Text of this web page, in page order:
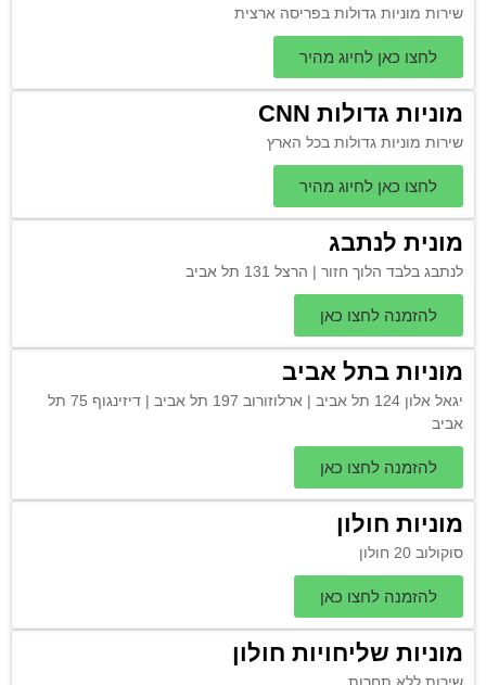
שירות מוניות גדולות בפריסה ארצית
לחצו כאן לחיוג מהיר
מוניות גדולות CNN
שירות מוניות גדולות בכל הארץ
לחצו כאן לחיוג מהיר
מונית לנתבג
לנתבג בלבד הלוך חזור | הרצל 131 תל אביב
להזמנה לחצו כאן
מוניות בתל אביב
יגאל אלון 124 תל אביב | ארלוזורוב 197 תל אביב | דיזינגוף 75 תל
אביב
להזמנה לחצו כאן
מוניות חולון
סוקולוב 20 חולון
להזמנה לחצו כאן
מוניות שליחויות חולון